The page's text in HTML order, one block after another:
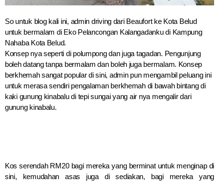
So untuk blog kali ini, admin driving dari Beaufort ke Kota Belud
untuk bermalam di Eko Pelancongan Kalangadanku di Kampung
Nahaba Kota Belud.
Konsep nya seperti di polumpong dan juga tagadan. Pengunjung
boleh datang tanpa bermalam dan boleh juga bermalam. Konsep
berkhemah sangat popular di sini, admin pun mengambil peluang ini
untuk merasa sendiri pengalaman berkhemah di bawah bintang di
kaki gunung kinabalu di tepi sungai yang air nya mengalir dari
gunung kinabalu.
Kos serendah RM20 bagi mereka yang berminat untuk menginap di
sini, kemudahan asas juga di sediakan, bagi mereka yang